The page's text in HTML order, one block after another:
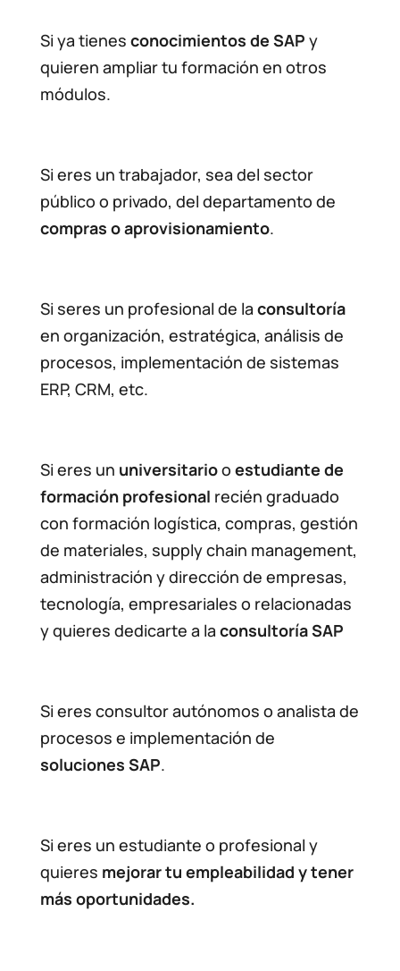
Si ya tienes conocimientos de SAP y
quieren ampliar tu formación en otros
módulos.
Si eres un trabajador, sea del sector
público o privado, del departamento de
compras o aprovisionamiento.
Si seres un profesional de la consultoría
en organización, estratégica, análisis de
procesos, implementación de sistemas
ERP, CRM, etc.
Si eres un universitarioo estudiante de
formación profesional recién graduado
con formación logística, compras, gestión
de materiales, supply chain management,
administración y dirección de empresas,
tecnología, empresariales o relacionadas
y quieres dedicarte a la consultoría SAP
Si eres consultor autónomos o analista de
procesos e implementación de
soluciones SAP.
Si eres un estudiante o profesional y
quieres mejorar tu empleabilidad y tener
más oportunidades.